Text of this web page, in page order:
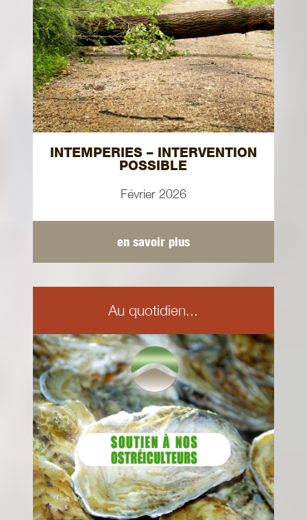
INTEMPERIES – INTERVENTION
POSSIBLE
Février 2026
en savoir plus
Au quotidien...